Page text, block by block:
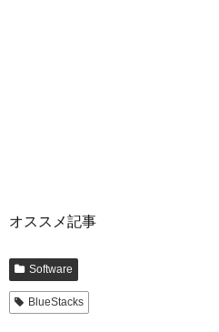
オススメ記事
Software
BlueStacks